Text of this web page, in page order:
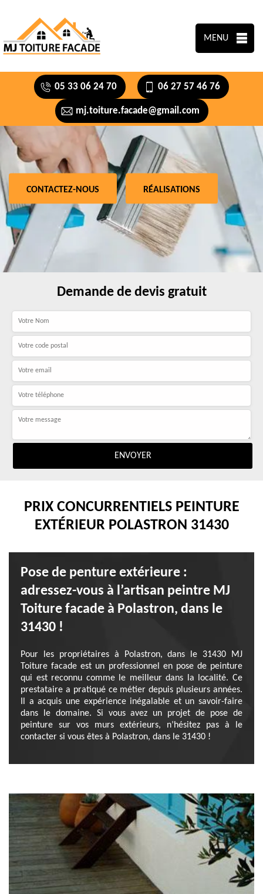
MENU
05 33 06 24 70 06 27 57 46 76
mj.toiture.facade@gmail.com
CONTACTEZ-NOUS RÉALISATIONS
Demande de devis gratuit
PRIX CONCURRENTIELS PEINTURE
EXTÉRIEUR POLASTRON 31430
Pose de penture extérieure :
adressez-vous à l’artisan peintre MJ
Toiture facade à Polastron, dans le
31430 !
Pour les propriétaires à Polastron, dans le 31430 MJ
Toiture facade est un professionnel en pose de peinture
qui est reconnu comme le meilleur dans la localité. Ce
prestataire a pratiqué ce métier depuis plusieurs années.
Il a acquis une expérience inégalable et un savoir-faire
dans le domaine. Si vous avez un projet de pose de
peinture sur vos murs extérieurs, n’hésitez pas à le
contacter si vous êtes à Polastron, dans le 31430 !